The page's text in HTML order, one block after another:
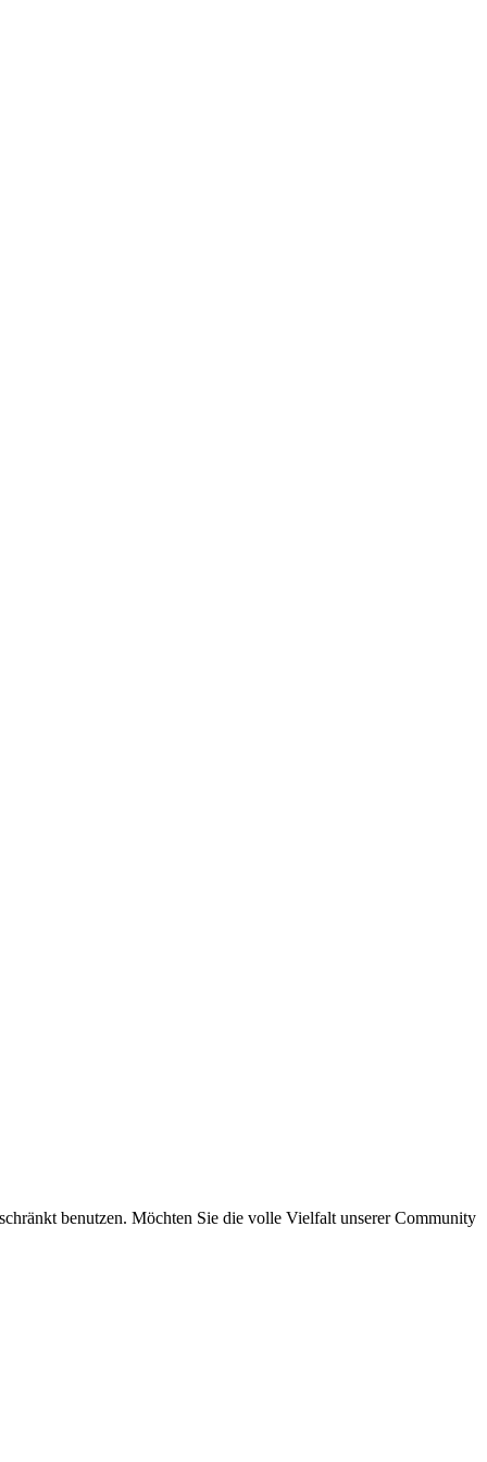
benutzen. Möchten Sie die volle Vielfalt unserer Community